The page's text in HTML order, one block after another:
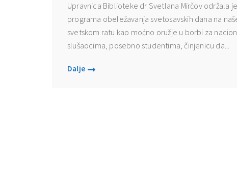
Upravnica Biblioteke dr Svetlana Mirčov održala
programa obeležavanja svetosavskih dana na
svetskom ratu kao moćno oružje u borbi za
slušaocima, posebno studentima, činjenicu da...
Dalje